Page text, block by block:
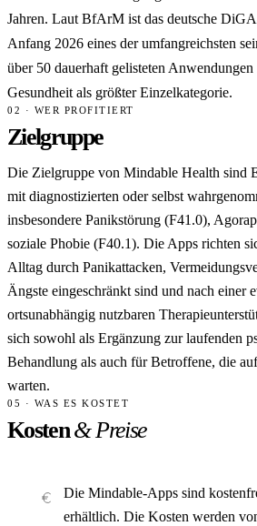
Jahren. Laut BfArM ist das deutsche
Anfang 2026 eines der umfangreichsten
über 50 dauerhaft gelisteten
Gesundheit als größter Einzelkategorie.
02 · WER PROFITIERT
Zielgruppe
Die Zielgruppe von Mindable Health sind
mit diagnostizierten oder selbst
insbesondere Panikstörung (F41.0),
soziale Phobie (F40.1). Die Apps richten
Alltag durch Panikattacken,
Ängste eingeschränkt sind und nach einer
ortsunabhängig nutzbaren
sich sowohl als Ergänzung zur laufenden
Behandlung als auch für Betroffene, die
warten.
05 · WAS ES KOSTET
Kosten& Preise
Die Mindable-Apps sind
erhältlich. Die Kosten werden